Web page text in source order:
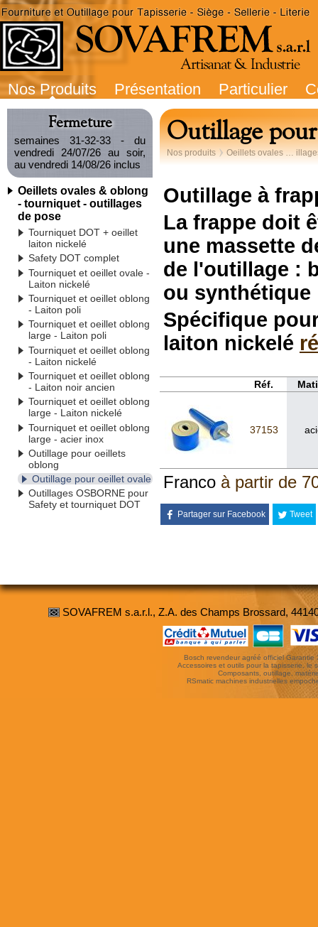
Nos Produits Présentation Particulier
Fermeture
semaines 31-32-33 - du
vendredi 24/07/26 au soir,
au vendredi 14/08/26 inclus
Oeillets ovales & oblong
- tourniquet - outillages
de pose
Tourniquet DOT + oeillet
laiton nickelé
Safety DOT complet
Tourniquet et oeillet ovale -
Laiton nickelé
Tourniquet et oeillet oblong
- Laiton poli
Tourniquet et oeillet oblong
large - Laiton poli
Tourniquet et oeillet oblong
- Laiton nickelé
Tourniquet et oeillet oblong
- Laiton noir ancien
Tourniquet et oeillet oblong
large - Laiton nickelé
Tourniquet et oeillet oblong
large - acier inox
Outillage pour oeillets
oblong
Outillage pour oeillet ovale
Outillages OSBORNE pour
Safety et tourniquet DOT
Outillage
Nos produits Oeillets ovales …
Outillage à
La frappe doit
une massette
de l'outillage :
ou synthétique
Spécifique
laiton nickelé
Réf.
37153
Franco à partir de
Partager sur Facebook Tweet
SOVAFREM s.a.r.l., Z.A. des Champs Brossard,
Bosch revendeur agréé officiel Garantie
Accessoires et outils pour la tapisserie, le
Composants, outillage,
RSmatic machines industrielles